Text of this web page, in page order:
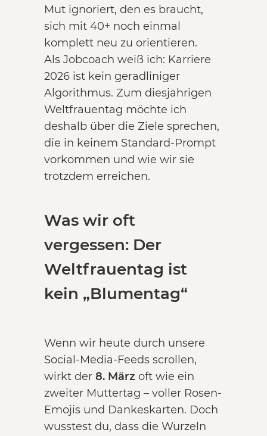
Mut ignoriert, den es braucht,
sich mit 40+ noch einmal
komplett neu zu orientieren.
Als Jobcoach weiß ich: Karriere
2026 ist kein geradliniger
Algorithmus. Zum diesjährigen
Weltfrauentag möchte ich
deshalb über die Ziele sprechen,
die in keinem Standard-Prompt
vorkommen und wie wir sie
trotzdem erreichen.
Was wir oft
vergessen: Der
Weltfrauentag ist
kein „Blumentag“
Wenn wir heute durch unsere
Social-Media-Feeds scrollen,
wirkt der 8. März oft wie ein
zweiter Muttertag – voller Rosen-
Emojis und Dankeskarten. Doch
wusstest du, dass die Wurzeln